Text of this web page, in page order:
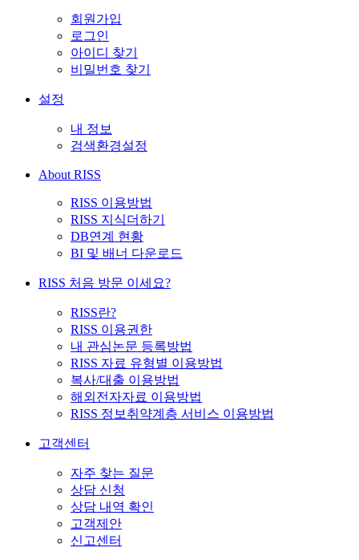
회원가입
로그인
아이디 찾기
비밀번호 찾기
설정
내 정보
검색환경설정
About RISS
RISS 이용방법
RISS 지식더하기
DB연계 현황
BI 및 배너 다운로드
RISS 처음 방문 이세요?
RISS란?
RISS 이용권한
내 관심논문 등록방법
RISS 자료 유형별 이용방법
복사/대출 이용방법
해외전자자료 이용방법
RISS 정보취약계층 서비스 이용방법
고객센터
자주 찾는 질문
상담 신청
상담 내역 확인
고객제안
신고센터